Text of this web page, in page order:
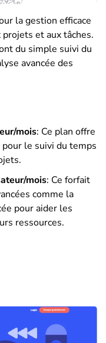
la gestion efficace
et aux tâches.
du simple suivi du
avancée des
mois: Ce plan offre
le suivi du temps
mois: Ce forfait
comme la
pour aider les
ressources.